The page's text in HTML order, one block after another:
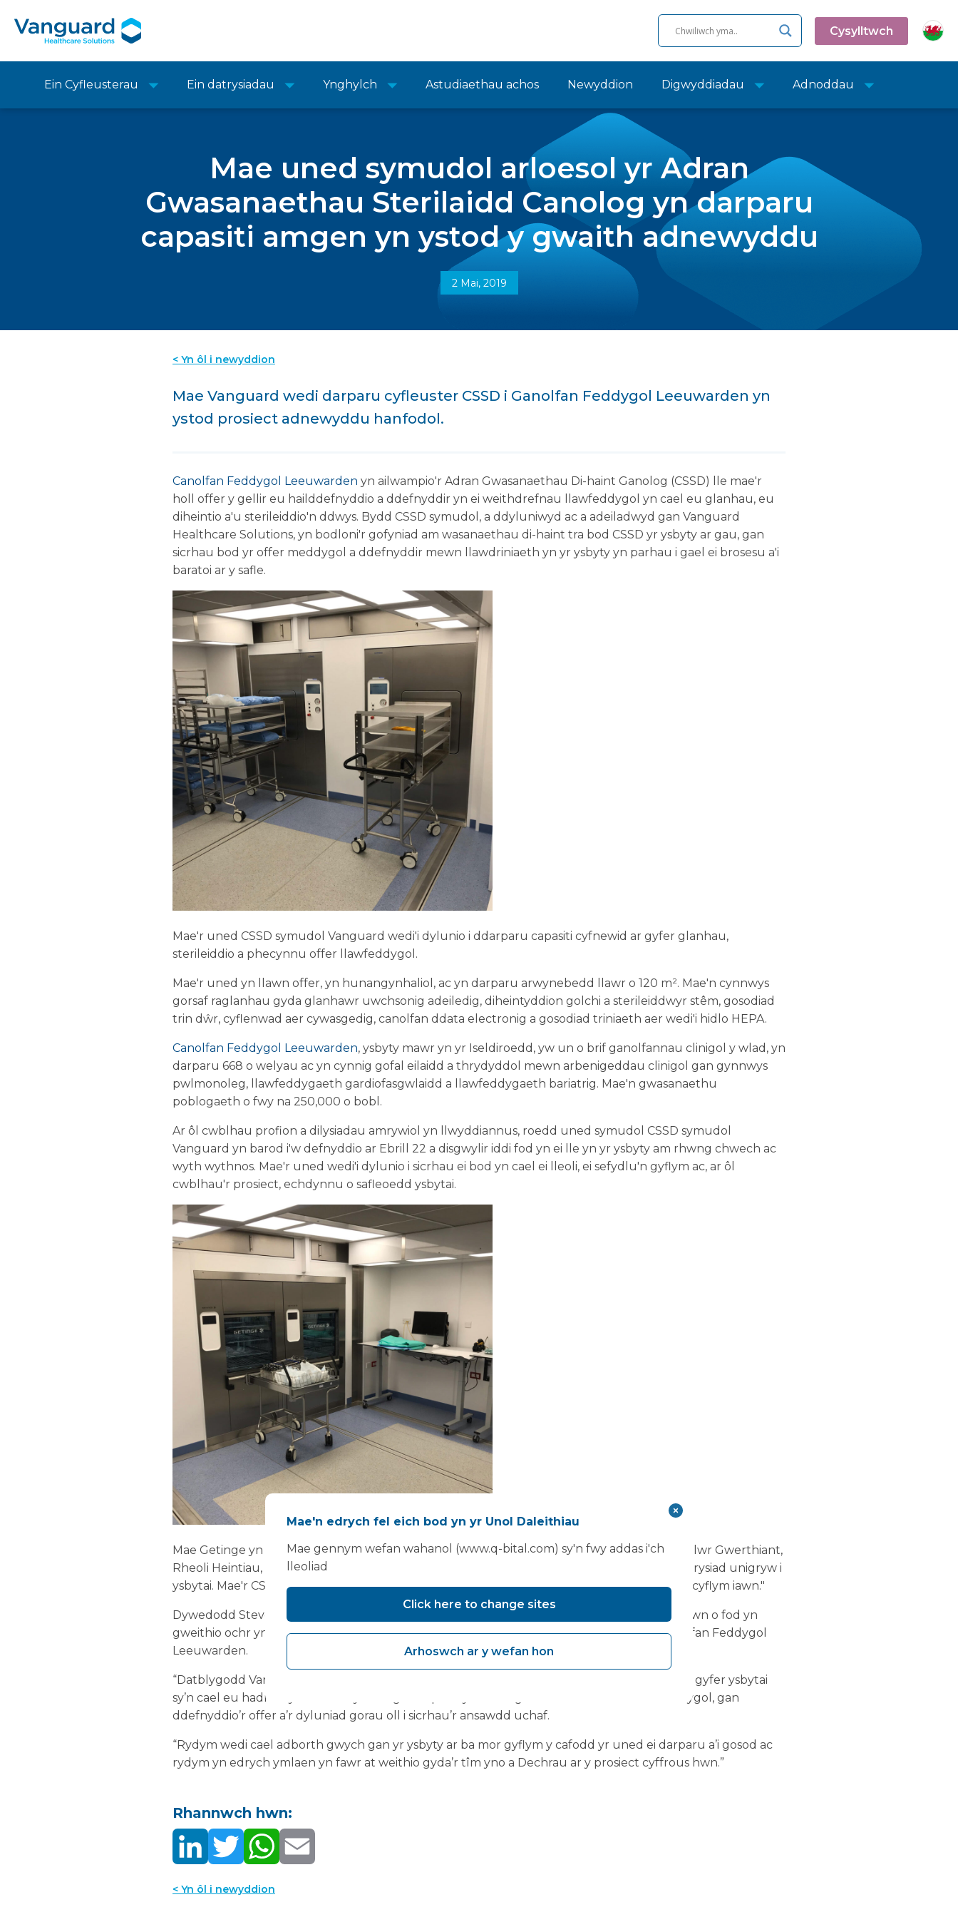
Cysylltwch
Ein Cyfleusterau Ein datrysiadau Ynghylch Astudiaethau achos Newyddion Digwyddiadau Adnoddau
Mae uned symudol arloesol yr Adran
Gwasanaethau Sterilaidd Canolog yn darparu
capasiti amgen yn ystod y gwaith adnewyddu
2 Mai, 2019
< Yn ôl i newyddion
Mae Vanguard wedi darparu cyfleuster CSSD i Ganolfan Feddygol Leeuwarden yn
ystod prosiect adnewyddu hanfodol.
Canolfan Feddygol Leeuwarden yn ailwampio'r Adran Gwasanaethau Di-haint Ganolog (CSSD) lle mae'r
holl offer y gellir eu hailddefnyddio a ddefnyddir yn ei weithdrefnau llawfeddygol yn cael eu glanhau, eu
diheintio a'u sterileiddio'n ddwys. Bydd CSSD symudol, a ddyluniwyd ac a adeiladwyd gan Vanguard
Healthcare Solutions, yn bodloni'r gofyniad am wasanaethau di-haint tra bod CSSD yr ysbyty ar gau, gan
sicrhau bod yr offer meddygol a ddefnyddir mewn llawdriniaeth yn yr ysbyty yn parhau i gael ei brosesu a'i
baratoi ar y safle.
Mae'r uned CSSD symudol Vanguard wedi'i dylunio i ddarparu capasiti cyfnewid ar gyfer glanhau,
sterileiddio a phecynnu offer llawfeddygol.
Mae'r uned yn llawn offer, yn hunangynhaliol, ac yn darparu arwynebedd llawr o 120 m². Mae'n cynnwys
gorsaf raglanhau gyda glanhawr uwchsonig adeiledig, diheintyddion golchi a sterileiddwyr stêm, gosodiad
trin dŵr, cyflenwad aer cywasgedig, canolfan ddata electronig a gosodiad triniaeth aer wedi'i hidlo HEPA.
Canolfan Feddygol Leeuwarden, ysbyty mawr yn yr Iseldiroedd, yw un o brif ganolfannau clinigol y wlad, yn
darparu 668 o welyau ac yn cynnig gofal eilaidd a thrydyddol mewn arbenigeddau clinigol gan gynnwys
pwlmonoleg, llawfeddygaeth gardiofasgwlaidd a llawfeddygaeth bariatrig. Mae'n gwasanaethu
poblogaeth o fwy na 250,000 o bobl.
Ar ôl cwblhau profion a dilysiadau amrywiol yn llwyddiannus, roedd uned symudol CSSD symudol
Vanguard yn barod i'w defnyddio ar Ebrill 22 a disgwylir iddi fod yn ei lle yn yr ysbyty am rhwng chwech ac
wyth wythnos. Mae'r uned wedi'i dylunio i sicrhau ei bod yn cael ei lleoli, ei sefydlu'n gyflym ac, ar ôl
cwblhau'r prosiect, echdynnu o safleoedd ysbytai.
Mae Getinge yn darparu'r gwasanaethau adnewyddu a dywedodd Henk Driebergen, Rheolwr Gwerthiant,
Rheoli Heintiau, Benelux, "Mae'r bartneriaeth gyda Vanguard yn ein galluogi i ddarparu datrysiad unigryw i
ysbytai. Mae'r CSSD symudol yn ddatrysiad un contractwr sy'n galluogi gosod a chomisiynu cyflym iawn."
Dywedodd Steve Peak, Cyfarwyddwr Cyflenwi a Datblygu yn Vanguard: “Rydym yn falch iawn o fod yn
gweithio ochr yn ochr â Getinge i ddarparu ein huned sterileiddio annibynnol yng Nghanolfan Feddygol
Leeuwarden.
“Datblygodd Vanguard yr uned CSSD i ddarparu datrysiad symudol ond cwbl integredig ar gyfer ysbytai
sy’n cael eu hadnewyddu neu sydd angen capasiti ychwanegol i sterileiddio offer llawfeddygol, gan
ddefnyddio’r offer a’r dyluniad gorau oll i sicrhau’r ansawdd uchaf.
“Rydym wedi cael adborth gwych gan yr ysbyty ar ba mor gyflym y cafodd yr uned ei darparu a’i gosod ac
rydym yn edrych ymlaen yn fawr at weithio gyda’r tîm yno a Dechrau ar y prosiect cyffrous hwn.”
Rhannwch hwn:
< Yn ôl i newyddion
Mae'n edrych fel eich bod yn yr Unol Daleithiau
Mae gennym wefan wahanol (www.q-bital.com) sy'n fwy addas i'ch
lleoliad
Click here to change sites
Arhoswch ar y wefan hon